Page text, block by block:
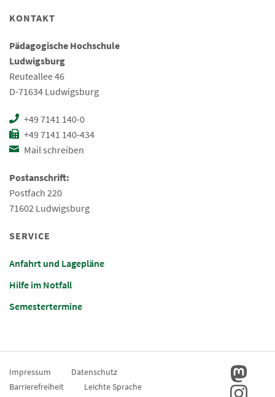
KONTAKT
Pädagogische Hochschule
Ludwigsburg
Reuteallee 46
D-71634 Ludwigsburg
+49 7141 140-0
+49 7141 140-434
Mail schreiben
Postanschrift:
Postfach 220
71602 Ludwigsburg
SERVICE
Anfahrt und Lagepläne
Hilfe im Notfall
Semestertermine
Impressum
Datenschutz
Barrierefreiheit
Leichte Sprache